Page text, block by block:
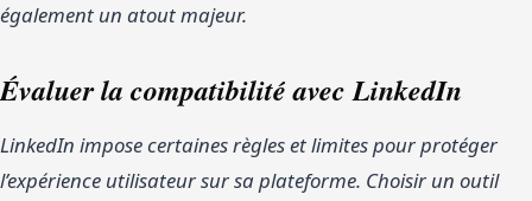
également un atout majeur.
Évaluer la compatibilité avec LinkedIn
LinkedIn impose certaines règles et limites pour protéger
l’expérience utilisateur sur sa plateforme. Choisir un outil